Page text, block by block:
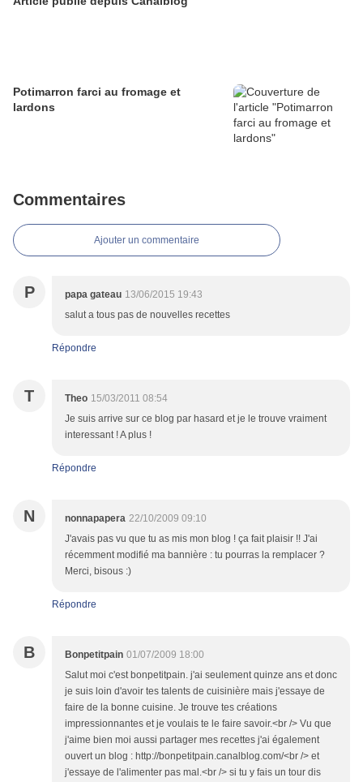
Potimarron farci au fromage et
lardons
Commentaires
Ajouter un commentaire
P papa gateau 13/06/2015 19:43
salut a tous pas de nouvelles recettes
Répondre
T Theo 15/03/2011 08:54
Je suis arrive sur ce blog par hasard et je le trouve vraiment
interessant ! A plus !
Répondre
N nonnapapera 22/10/2009 09:10
J'avais pas vu que tu as mis mon blog ! ça fait plaisir !! J'ai
récemment modifié ma bannière : tu pourras la remplacer ?
Merci, bisous :)
Répondre
B Bonpetitpain 01/07/2009 18:00
Salut moi c'est bonpetitpain. j'ai seulement quinze ans et donc
je suis loin d'avoir tes talents de cuisinière mais j'essaye de
faire de la bonne cuisine. Je trouve tes créations
impressionnantes et je voulais te le faire savoir.<br /> Vu que
j'aime bien moi aussi partager mes recettes j'ai également
ouvert un blog : http://bonpetitpain.canalblog.com/<br /> et
j'essaye de l'alimenter pas mal.<br /> si tu y fais un tour dis